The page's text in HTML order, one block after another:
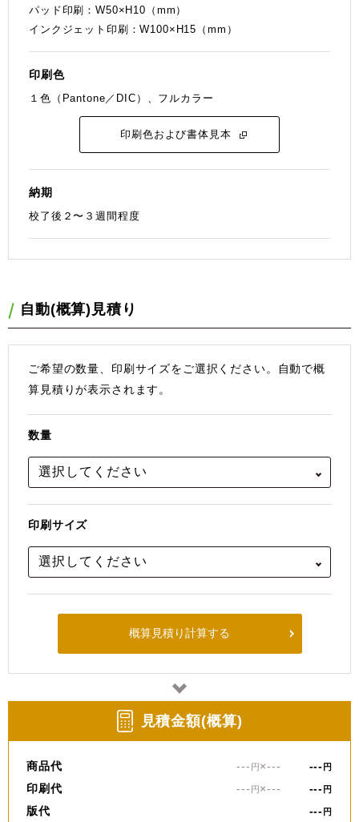
パッド印刷：W50×H10（mm）
インクジェット印刷：W100×H15（mm）
印刷色
１色（Pantone／DIC）、フルカラー
印刷色および書体見本
納期
校了後２〜３週間程度
⾃動(概算)⾒積り
ご希望の数量、印刷サイズをご選択ください。
⾃動で概
算⾒積りが表⽰されます。
数量
印刷サイズ
概算見積り計算する
⾒積⾦額(概算)
商品代 --- 円×--- --- 円
印刷代 --- 円×--- --- 円
版代 --- 円